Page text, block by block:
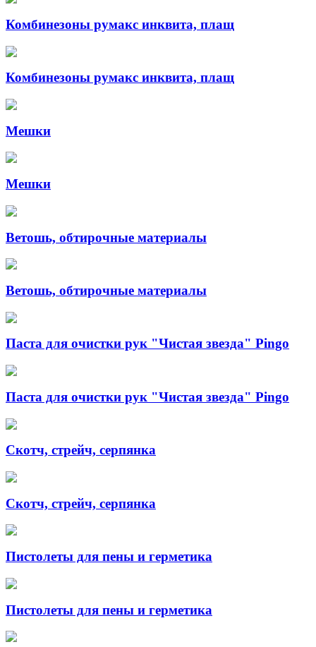
Комбинезоны румакс инквита, плащ
Комбинезоны румакс инквита, плащ
Мешки
Мешки
Ветошь, обтирочные материалы
Ветошь, обтирочные материалы
Паста для очистки рук "Чистая звезда" Pingo
Паста для очистки рук "Чистая звезда" Pingo
Скотч, стрейч, серпянка
Скотч, стрейч, серпянка
Пистолеты для пены и герметика
Пистолеты для пены и герметика